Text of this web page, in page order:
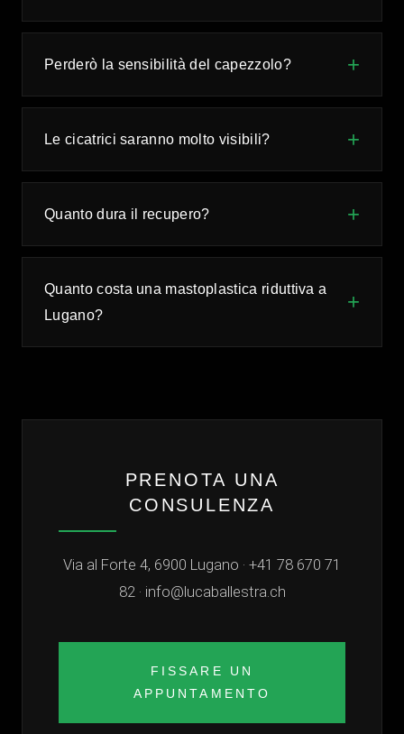
Perderò la sensibilità del capezzolo?
Le cicatrici saranno molto visibili?
Quanto dura il recupero?
Quanto costa una mastoplastica riduttiva a
Lugano?
PRENOTA UNA
CONSULENZA
Via al Forte 4, 6900 Lugano · +41 78 670 71
82· info@lucaballestra.ch
FISSARE UN
APPUNTAMENTO